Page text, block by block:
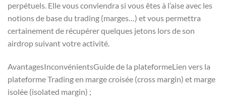
perpétuels. Elle vous conviendra si vous êtes à l’aise avec les
notions de base du trading (marges…) et vous permettra
certainement de récupérer quelques jetons lors de son
airdrop suivant votre activité.
AvantagesInconvénientsGuide de la plateformeLien vers la
plateforme Trading en marge croisée (cross margin) et marge
isolée (isolated margin) ;